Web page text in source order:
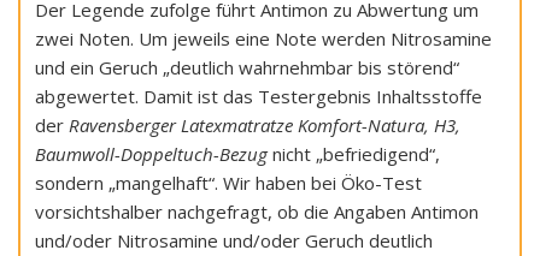
Der Legende zufolge führt Antimon zu Abwertung um
zwei Noten. Um jeweils eine Note werden Nitrosamine
und ein Geruch „deutlich wahrnehmbar bis störend“
abgewertet. Damit ist das Testergebnis Inhaltsstoffe
der Ravensberger Latexmatratze Komfort-Natura, H3,
Baumwoll-Doppeltuch-Bezugnicht „befriedigend“,
sondern „mangelhaft“. Wir haben bei Öko-Test
vorsichtshalber nachgefragt, ob die Angaben Antimon
und/oder Nitrosamine und/oder Geruch deutlich